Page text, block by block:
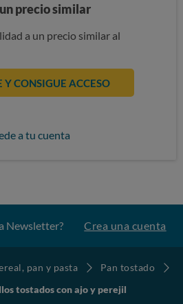
precio similar
a un precio similar al
Y CONSIGUE ACCESO
a tu cuenta
Newsletter? Crea una cuenta
pan y pasta
Pan tostado
tostados con ajo y perejil